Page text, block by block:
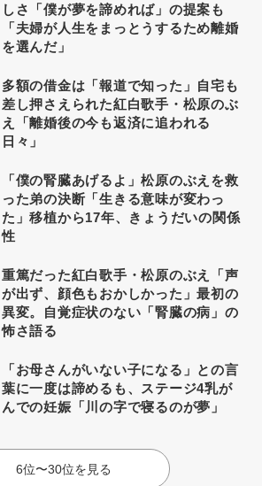
しさ「僕が夢を諦めれば」の提案も
「夫婦が人生をまっとうするため離婚
を選んだ」
多額の借金は「報道で知った」自宅も
差し押さえられた紅白歌手・松原のぶ
え「離婚後の今も返済に追われる
日々」
「僕の腎臓あげるよ」松原のぶえを救
った弟の決断「生きる意味が変わっ
た」移植から17年、きょうだいの関係
性
重篤だった紅白歌手・松原のぶえ「声
が出ず、顔色もおかしかった」最初の
異変。自覚症状のない「腎臓の病」の
怖さ語る
「お母さんがいない子になる」との言
葉に一度は諦めるも、ステージ4乳が
んでの妊娠「川の字で寝るのが夢」
6位〜30位を見る